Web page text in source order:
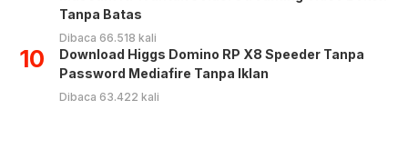
Tanpa Batas
Dibaca 66.518 kali
10
Download Higgs Domino RP X8 Speeder Tanpa
Password Mediafire Tanpa Iklan
Dibaca 63.422 kali